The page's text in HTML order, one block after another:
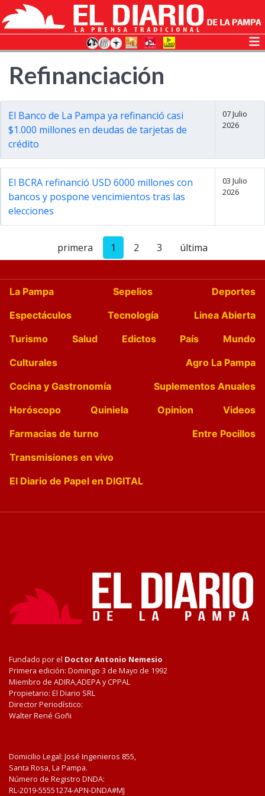
Refinanciación
El Banco de La Pampa ya refinanció casi
$1.000 millones en deudas de tarjetas de
crédito
07 Julio
2026
El BCRA refinanció USD 6000 millones con
bancos y pospone vencimientos tras las
elecciones
03 Julio
2026
primera 1 2 3 última
La Pampa Sepelios
Deportes
Espectáculos
Tecnología
Linea Abierta
Turismo
Salud Edictos País
Mundo
Culturales
Agro La Pampa
Cocina y Gastronomía
Suplementos Anuales
Horóscopo
Quiniela Opinion
Videos
Farmacias de turno
Entre Pocillos
Transmisiones en vivo
El Diario de Papel en DIGITAL
Fundado por el Doctor Antonio Nemesio
Primera edición: Domingo 3 de Mayo de 1992
Miembro de ADIRA,ADEPA y CPPAL
Propietario: El Diario SRL
Director Periodístico:
Walter René Goñi
Domicilio Legal: José Ingenieros 855,
Santa Rosa, La Pampa.
Número de Registro DNDA:
RL-2019-55551274-APN-DNDA#MJ